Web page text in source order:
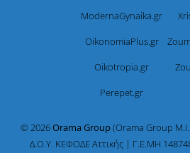
ModernaGynaika.gr
OikonomiaPlus.gr
Oikotropia.gr
Perepet.gr
© 2026Orama Group(Orama Group
Δ.Ο.Υ. ΚΕΦΟΔΕ Αττικής | Γ.Ε.ΜΗ